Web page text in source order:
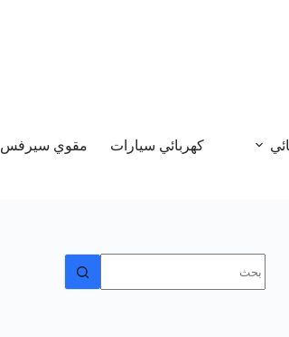
كهربائي سيارات مقوي سيرفس